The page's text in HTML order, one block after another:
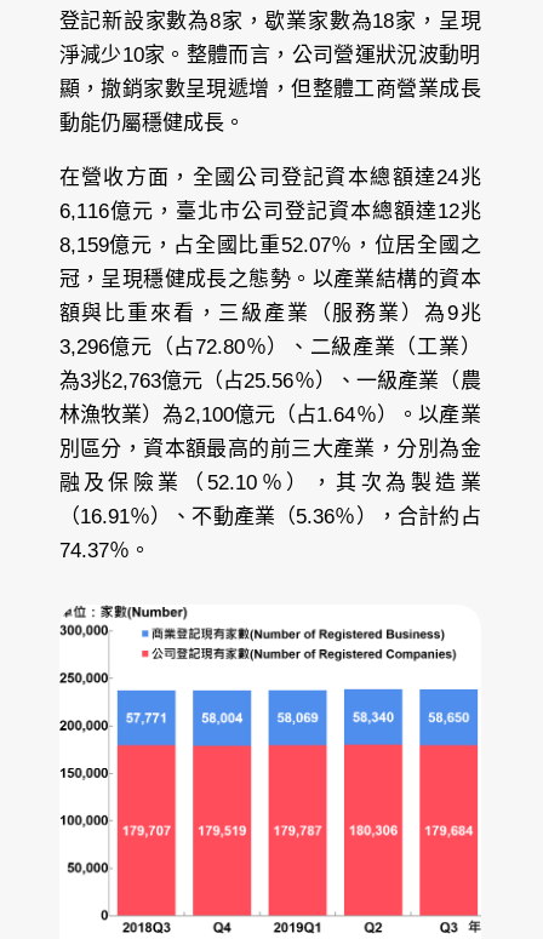
登記新設家數為8家，歇業家數為18家，呈現
淨減少10家。整體而言，公司營運狀況波動明
顯，撤銷家數呈現遞增，但整體工商營業成長
動能仍屬穩健成長。
在營收方面，全國公司登記資本總額達24兆
6,116億元，臺北市公司登記資本總額達12兆
8,159億元，占全國比重52.07％，位居全國之
冠，呈現穩健成長之態勢。以產業結構的資本
額與比重來看，三級產業（服務業）為9兆
3,296億元（占72.80％）、二級產業（工業）
為3兆2,763億元（占25.56％）、一級產業（農
林漁牧業）為2,100億元（占1.64％）。以產業
別區分，資本額最高的前三大產業，分別為金
融及保險業（52.10％），其次為製造業
（16.91％）、不動產業（5.36％），合計約占
74.37％。